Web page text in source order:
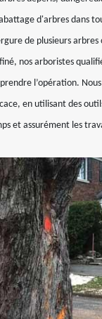
d'arbres dans
de plusieurs arbres
nos arboristes
l’opération.
en utilisant des
et assurément les